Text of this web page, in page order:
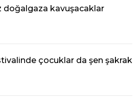
doğalgaza kavuşacaklar
çocuklar da şen şakrak